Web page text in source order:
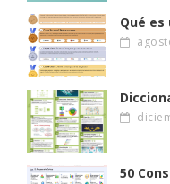
Qué
50